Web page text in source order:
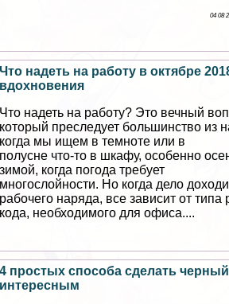
04 08
Что надеть на работу в октябре
вдохновения
Что надеть на работу? Это вечный
который преследует большинство из
когда мы ищем в темноте или в
полусне что-то в шкафу, особенно
зимой, когда погода требует
многослойности. Но когда дело
рабочего наряда, все зависит от типа
кода, необходимого для офиса....
4 простых способа сделать
интересным